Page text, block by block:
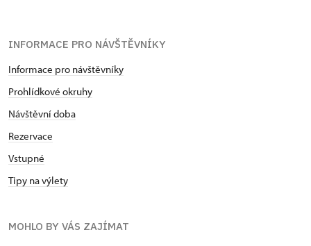
INFORMACE PRO NÁVŠTĚVNÍKY
Informace pro návštěvníky
Prohlídkové okruhy
Návštěvní doba
Rezervace
Vstupné
Tipy na výlety
MOHLO BY VÁS ZAJÍMAT